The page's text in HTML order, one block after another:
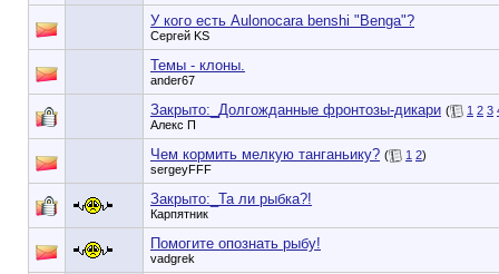
У кого есть Aulonocara benshi "Benga"?
Сергей KS
Темы - клоны.
ander67
Закрыто:_ Долгожданные фронтозы-дикари ( 1 2 3
Алекс П
Чем кормить мелкую танганьику? ( 1 2)
sergeyFFF
Закрыто:_ Та ли рыбка?!
Карпятник
Помогите опознать рыбу!
vadgrek